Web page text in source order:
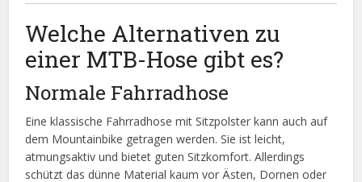
Welche Alternativen zu
einer MTB-Hose gibt es?
Normale Fahrradhose
Eine klassische Fahrradhose mit Sitzpolster kann auch auf
dem Mountainbike getragen werden. Sie ist leicht,
atmungsaktiv und bietet guten Sitzkomfort. Allerdings
schützt das dünne Material kaum vor Ästen, Dornen oder